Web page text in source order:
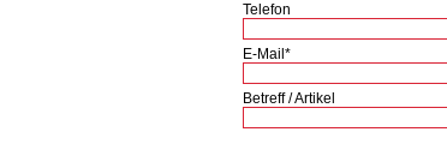
Telefon
E-Mail*
Betreff / Artikel